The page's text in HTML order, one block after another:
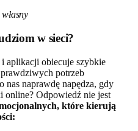
w sieci?
aplikacji obiecuje szybkie
prawdziwych potrzeb
naprawdę napędza, gdy
online? Odpowiedź nie jest
które kierują